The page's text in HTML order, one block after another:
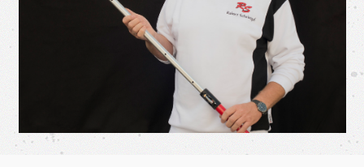
Rainer Schrimpf
Inhaber und Gesamtleitung, Arbeitgeber
Gesellenprüfung im Jahre 1981